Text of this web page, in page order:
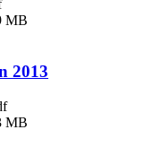
MB
2013
MB